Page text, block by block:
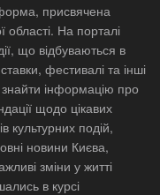
присвячена
області. На порталі
що відбуваються в
фестивалі та інші
знайти інформацію про
щодо цікавих
культурних подій,
новини Києва,
зміни у житті
в курсі